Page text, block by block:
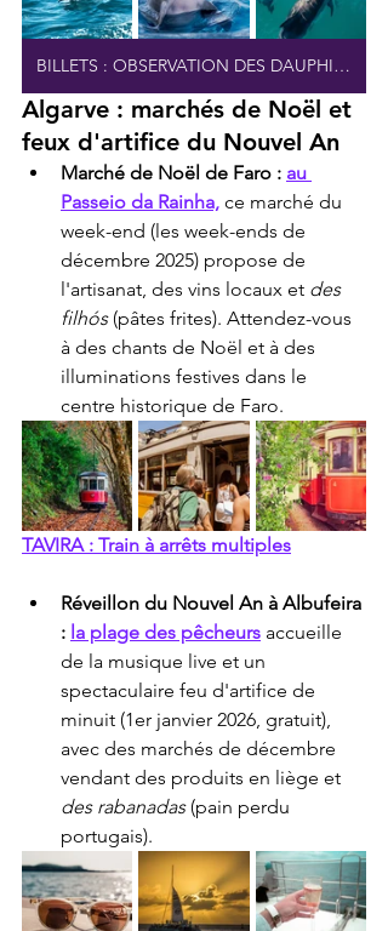
BILLETS : OBSERVATION DES DAUPHINS
Algarve : marchés de Noël et
feux d'artifice du Nouvel An
Marché de Noël de Faro : au
Passeio da Rainha, ce marché du
week-end (les week-ends de
décembre 2025) propose de
l'artisanat, des vins locaux et des
filhós (pâtes frites). Attendez-vous
à des chants de Noël et à des
illuminations festives dans le
centre historique de Faro.
TAVIRA : Train à arrêts multiples
Réveillon du Nouvel An à Albufeira
: la plage des pêcheurs accueille
de la musique live et un
spectaculaire feu d'artifice de
minuit (1er janvier 2026, gratuit),
avec des marchés de décembre
vendant des produits en liège et
des rabanadas (pain perdu
portugais).